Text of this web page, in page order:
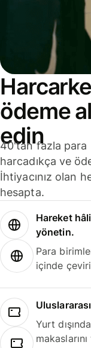
ödeme
edin
40'tan fazla para
harcadıkça ve
İhtiyacınız olan
hesapta.
Hareket
yönetin.
Para
içinde
Yurt